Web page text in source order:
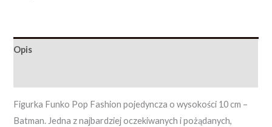
Opis
Figurka Funko Pop Fashion pojedyncza o wysokości 10 cm –
Batman. Jedna z najbardziej oczekiwanych i pożądanych,